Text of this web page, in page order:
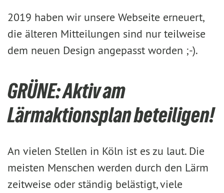
2019 haben wir unsere Webseite erneuert,
die älteren Mitteilungen sind nur teilweise
dem neuen Design angepasst worden ;-).
GRÜNE: Aktiv am
Lärmaktionsplan beteiligen!
An vielen Stellen in Köln ist es zu laut. Die
meisten Menschen werden durch den Lärm
zeitweise oder ständig belästigt, viele